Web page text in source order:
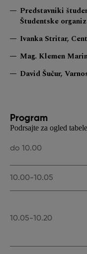
Predstavniki
Študentske
Ivanka Stritar,
Mag. Klemen
David Šučur,
Program
Podrsajte za ogled tabele
do 10.00
10.00-10.05
10.05-10.20